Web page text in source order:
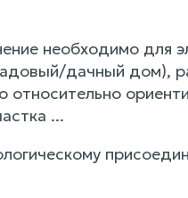
необходимо для
дачный дом),
относительно
...